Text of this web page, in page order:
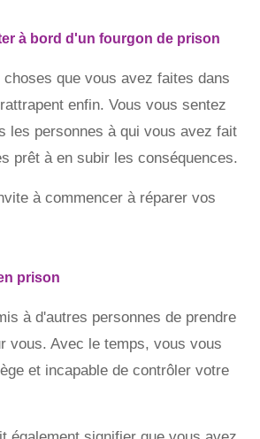
à bord d'un fourgon de prison
choses que vous avez faites dans
enfin. Vous vous sentez
les personnes à qui vous avez fait
prêt à en subir les conséquences.
à commencer à réparer vos
prison
à d'autres personnes de prendre
vous. Avec le temps, vous vous
et incapable de contrôler votre